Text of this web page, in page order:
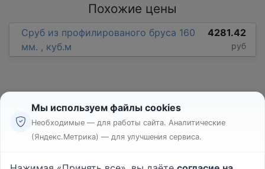
Похожие цены
Сруб из профилированого бруса 160
мм. , куб.м
4281.42
руб
Реклама
Мы используем файлы cookies
Необходимые — для работы сайта. Аналитические
(Яндекс.Метрика) — для улучшения сервиса.